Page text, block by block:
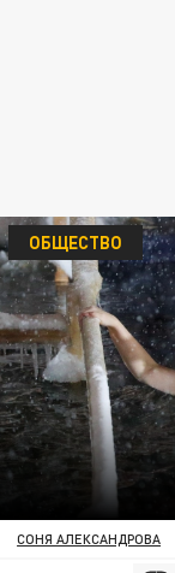
ОБЩЕСТВО
СОНЯ АЛЕКСАНДРОВА